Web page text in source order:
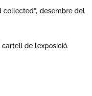
collected”, desembre del
cartell de l’exposició.